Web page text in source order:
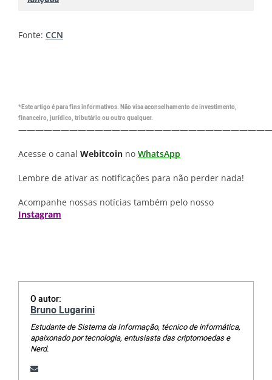
Fonte: CCN
*Este artigo é para fins informativos. Não visa aconselhamento de investimento,
financeiro, jurídico, tributário ou outro qualquer.
Acesse o canal Webitcoin no WhatsApp
Lembre de ativar as notificações para não perder nada!
Acompanhe nossas notícias também pelo nosso
Instagram
O autor:
Bruno Lugarini
Estudante de Sistema da Informação, técnico de informática,
apaixonado por tecnologia, entusiasta das criptomoedas e
Nerd.